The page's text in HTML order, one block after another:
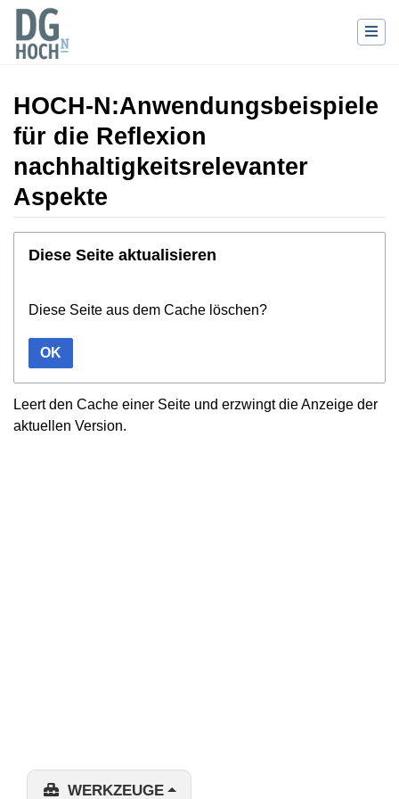
HOCH-N:Anwendungsbeispiele
für die Reflexion
nachhaltigkeitsrelevanter
Aspekte
Diese Seite aktualisieren
Diese Seite aus dem Cache löschen?
OK
Leert den Cache einer Seite und erzwingt die Anzeige der
aktuellen Version.
WERKZEUGE